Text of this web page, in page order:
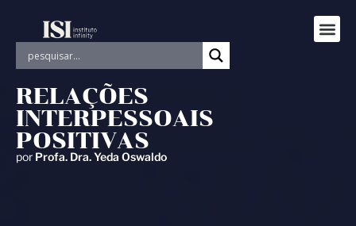
RELAÇÕES
INTERPESSOAIS
POSITIVAS
por Profa. Dra. Yeda Oswaldo